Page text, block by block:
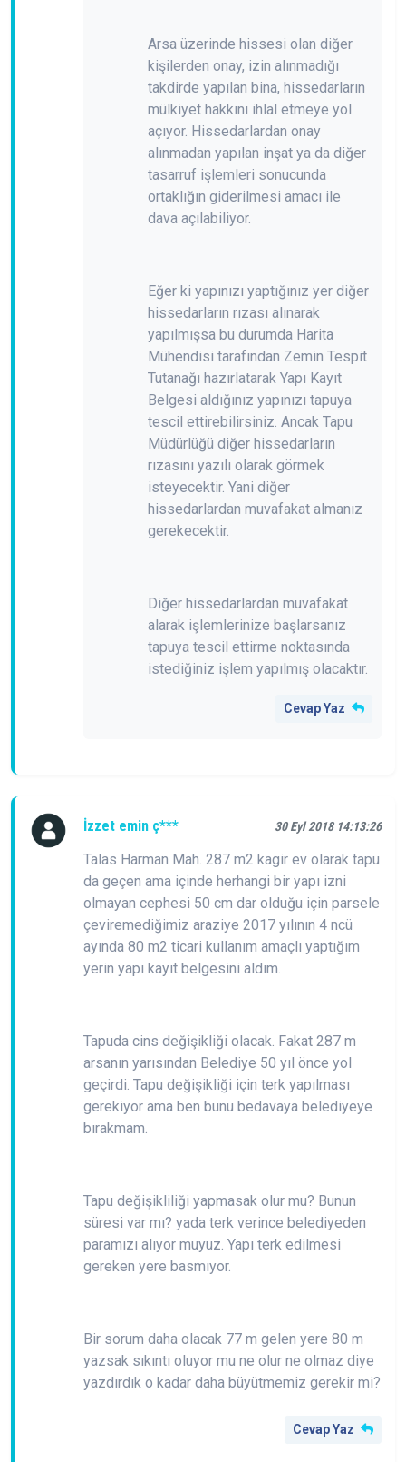
Arsa üzerinde hissesi olan diğer
kişilerden onay, izin alınmadığı
takdirde yapılan bina, hissedarların
mülkiyet hakkını ihlal etmeye yol
açıyor. Hissedarlardan onay
alınmadan yapılan inşat ya da diğer
tasarruf işlemleri sonucunda
ortaklığın giderilmesi amacı ile
dava açılabiliyor.
Eğer ki yapınızı yaptığınız yer diğer
hissedarların rızası alınarak
yapılmışsa bu durumda Harita
Mühendisi tarafından Zemin Tespit
Tutanağı hazırlatarak Yapı Kayıt
Belgesi aldığınız yapınızı tapuya
tescil ettirebilirsiniz. Ancak Tapu
Müdürlüğü diğer hissedarların
rızasını yazılı olarak görmek
isteyecektir. Yani diğer
hissedarlardan muvafakat almanız
gerekecektir.
Diğer hissedarlardan muvafakat
alarak işlemlerinize başlarsanız
tapuya tescil ettirme noktasında
istediğiniz işlem yapılmış olacaktır.
Cevap Yaz
İzzet emin ç*** 30 Eyl 2018 14:13:26
Talas Harman Mah. 287 m2 kagir ev olarak tapu
da geçen ama içinde herhangi bir yapı izni
olmayan cephesi 50 cm dar olduğu için parsele
çeviremediğimiz araziye 2017 yılının 4 ncü
ayında 80 m2 ticari kullanım amaçlı yaptığım
yerin yapı kayıt belgesini aldım.
Tapuda cins değişikliği olacak. Fakat 287 m
arsanın yarısından Belediye 50 yıl önce yol
geçirdi. Tapu değişikliği için terk yapılması
gerekiyor ama ben bunu bedavaya belediyeye
bırakmam.
Tapu değişikliliği yapmasak olur mu? Bunun
süresi var mı? yada terk verince belediyeden
paramızı alıyor muyuz. Yapı terk edilmesi
gereken yere basmıyor.
Bir sorum daha olacak 77 m gelen yere 80 m
yazsak sıkıntı oluyor mu ne olur ne olmaz diye
yazdırdık o kadar daha büyütmemiz gerekir mi?
Cevap Yaz